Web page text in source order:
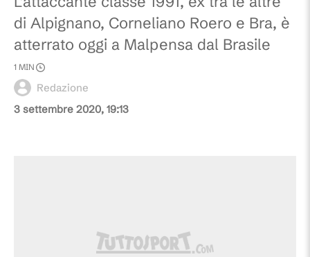
di Alpignano, Corneliano Roero e Bra, è
atterrato oggi a Malpensa dal Brasile
3 settembre 2020, 19:13
Redazione
1 MIN